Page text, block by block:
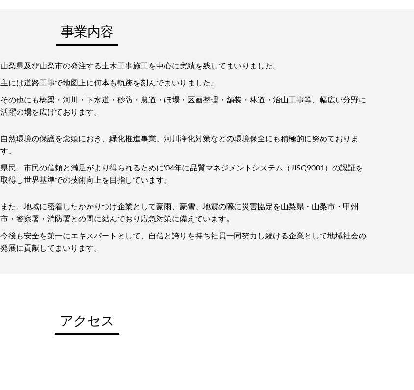
事業内容
山梨県及び山梨市の発注する土木工事施工を中心に実績を残してまいりました。
主には道路工事で地図上に何本も軌跡を刻んでまいりました。
その他にも橋梁・河川・下水道・砂防・農道・ほ場・区画整理・舗装・林道・治山工事等、幅広い分野に
活躍の場を広げております。
自然環境の保護を念頭におき、緑化推進事業、河川浄化対策などの環境保全にも積極的に努めておりま
す。
県民、市民の信頼と満足がより得られるために‘04年に品質マネジメントシステム（JISQ9001）の認証を
取得し世界基準での技術向上を目指しています。
また、地域に密着したかかりつけ企業として豪雨、豪雪、地震の際に災害協定を山梨県・山梨市・甲州
市・警察署・消防署との間に結んでおり応急対策に備えています。
今後も安全を第一にエキスパートとして、自信と誇りを持ち社員一同努力し続ける企業として地域社会の
発展に貢献してまいります。
アクセス